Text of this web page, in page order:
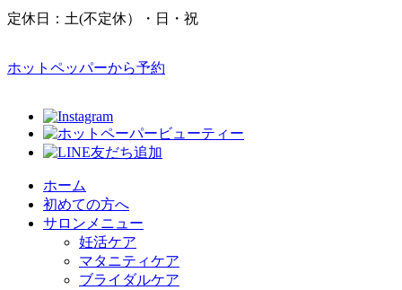
定休日：土(不定休）・日・祝
ホットペッパーから予約
ホーム
初めての方へ
サロンメニュー
妊活ケア
マタニティケア
ブライダルケア